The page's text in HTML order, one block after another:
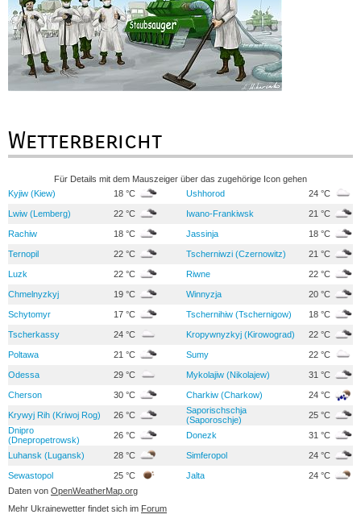
Wetterbericht
Für Details mit dem Mauszeiger über das zugehörige Icon gehen
Kyjiw (Kiew)
18 °C Ushhorod 24 °C
Lwiw (Lemberg) 22 °C Iwano-Frankiwsk 21 °C
Rachiw 18 °C Jassinja 18 °C
Ternopil 22 °C Tscherniwzi (Czernowitz) 21 °C
Luzk 22 °C Riwne 22 °C
Chmelnyzkyj 19 °C Winnyzja 20 °C
Schytomyr 17 °C Tschernihiw (Tschernigow) 18 °C
Tscherkassy 24 °C Kropywnyzkyj (Kirowograd) 22 °C
Poltawa 21 °C Sumy 22 °C
Odessa 29 °C Mykolajiw (Nikolajew) 31 °C
Cherson 30 °C Charkiw (Charkow) 24 °C
Krywyj Rih (Kriwoj Rog) 26 °C
Saporischschja
(Saporoschje)
25 °C
Dnipro
(Dnepropetrowsk)
26 °C Donezk 31 °C
Luhansk (Lugansk) 28 °C Simferopol 24 °C
Sewastopol 25 °C Jalta
24 °C
Daten von OpenWeatherMap.org
Mehr Ukrainewetter findet sich im Forum